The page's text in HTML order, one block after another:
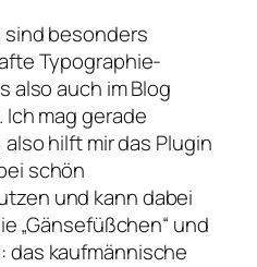
sind besonders
Typographie-
also auch im Blog
mag gerade
hilft mir das Plugin
schön
und kann dabei
„Gänsefüßchen“ und
das kaufmännische